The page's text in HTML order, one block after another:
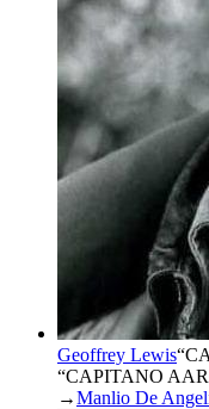
Geoffrey Lewis“
“CAPITANO
→Manlio De